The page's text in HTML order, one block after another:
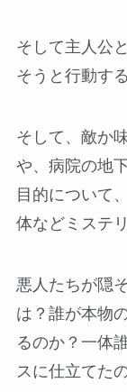
そして主人公
そうと行動す
そして、敵か
や、病院の地
目的について
体などミステ
悪人たちが隠
は？誰が本物
るのか？一体
スに仕立てた